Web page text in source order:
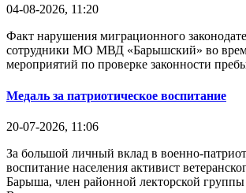
04-08-2026, 11:20
Факт нарушения миграционного
сотрудники МО МВД «Барышский» во
мероприятий по проверке законности
Медаль за патриотическое воспитание
20-07-2026, 11:06
За большой личный вклад в военно-
воспитание населения активист
Барыша, член районной лекторской